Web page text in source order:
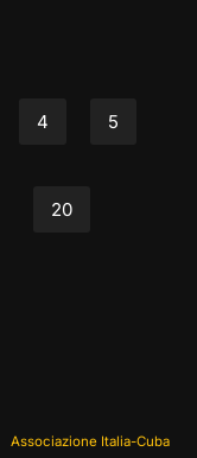
4 5
20
Associazione Italia-Cuba